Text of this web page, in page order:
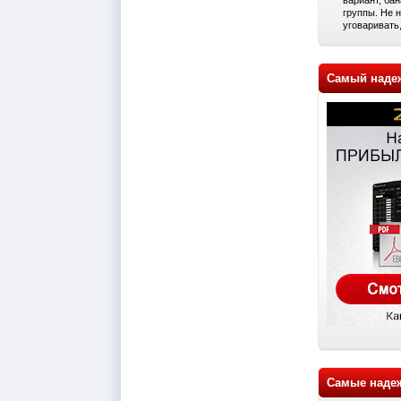
группы. Не
Самый
Самые